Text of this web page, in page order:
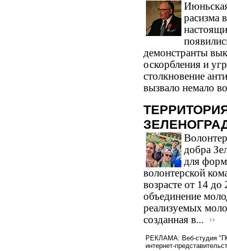
расизма
демонстранты
оскорбления и
столкновение
вызвало немало
добра
для
волонтерской
возрасте от 14 до
объединение
реализуемых
созданная в...
РЕКЛАМА: Веб-студия
интернет-